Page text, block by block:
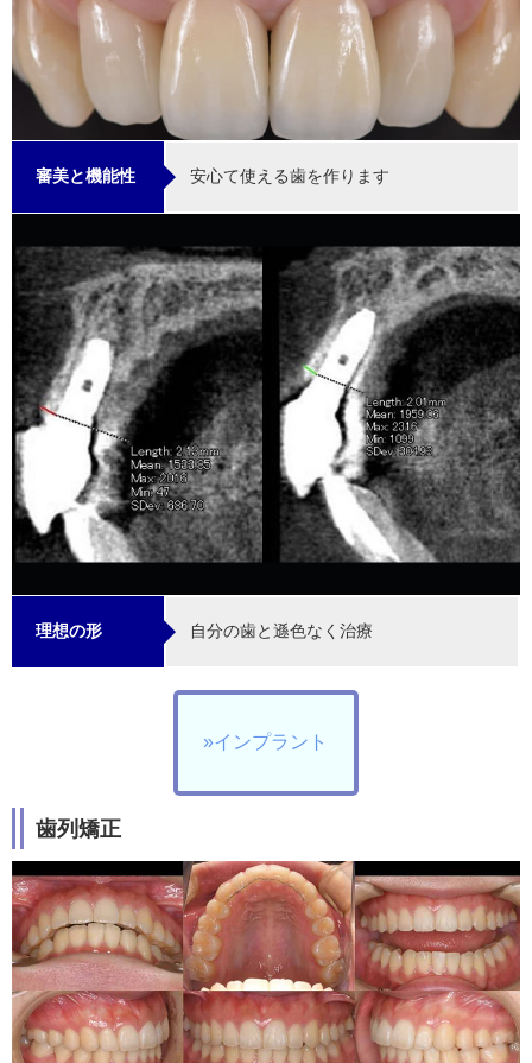
審美と機能性 安心て使える歯を作ります
理想の形 自分の歯と遜色なく治療
»インプラント
歯列矯正